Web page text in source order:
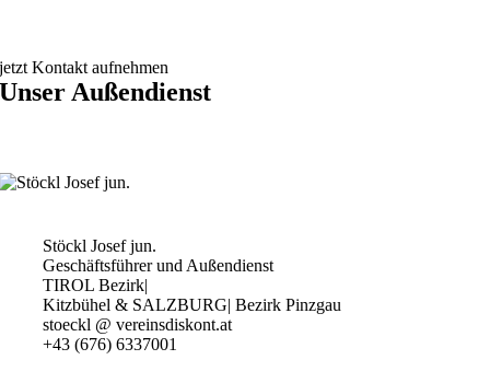
jetzt Kontakt aufnehmen
Unser Außendienst
Stöckl Josef jun.
Geschäftsführer und Außendienst
TIROL Bezirk|
Kitzbühel & SALZBURG| Bezirk Pinzgau
stoeckl @ vereinsdiskont.at
+43 (676) 6337001